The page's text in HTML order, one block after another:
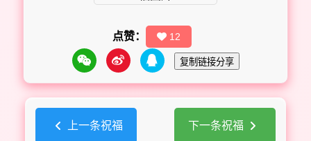
点赞： 12
复制链接分享
上一条祝福 下一条祝福